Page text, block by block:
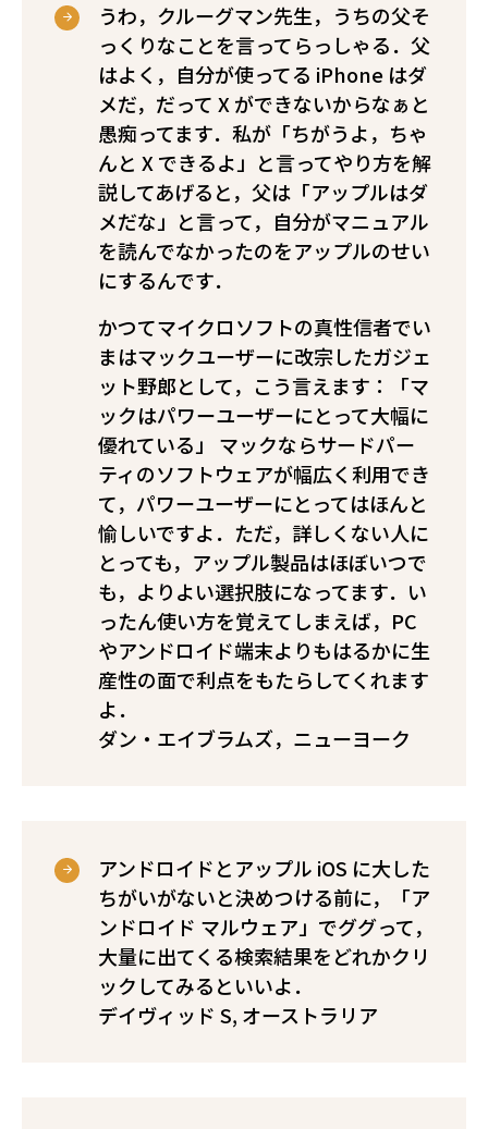
うわ，クルーグマン先生，うちの父そ
っくりなことを言ってらっしゃる．父
はよく，自分が使ってる iPhone はダ
メだ，だって X ができないからなぁと
愚痴ってます．私が「ちがうよ，ちゃ
んと X できるよ」と言ってやり方を解
説してあげると，父は「アップルはダ
メだな」と言って，自分がマニュアル
を読んでなかったのをアップルのせい
にするんです．
かつてマイクロソフトの真性信者でい
まはマックユーザーに改宗したガジェ
ット野郎として，こう言えます：「マ
ックはパワーユーザーにとって大幅に
優れている」 マックならサードパー
ティのソフトウェアが幅広く利用でき
て，パワーユーザーにとってはほんと
愉しいですよ．ただ，詳しくない人に
とっても，アップル製品はほぼいつで
も，よりよい選択肢になってます．い
ったん使い方を覚えてしまえば，PC
やアンドロイド端末よりもはるかに生
産性の面で利点をもたらしてくれます
よ．
――ダン・エイブラムズ，ニューヨーク
アンドロイドとアップル iOS に大した
ちがいがないと決めつける前に，「ア
ンドロイド マルウェア」でググって，
大量に出てくる検索結果をどれかクリ
ックしてみるといいよ．
――デイヴィッド S, オーストラリア